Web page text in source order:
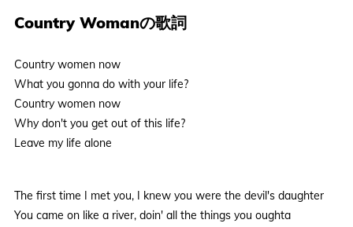
Country Womanの歌詞
Country women now
What you gonna do with your life?
Country women now
Why don't you get out of this life?
Leave my life alone
The first time I met you, I knew you were the devil's daughter
You came on like a river, doin' all the things you oughta